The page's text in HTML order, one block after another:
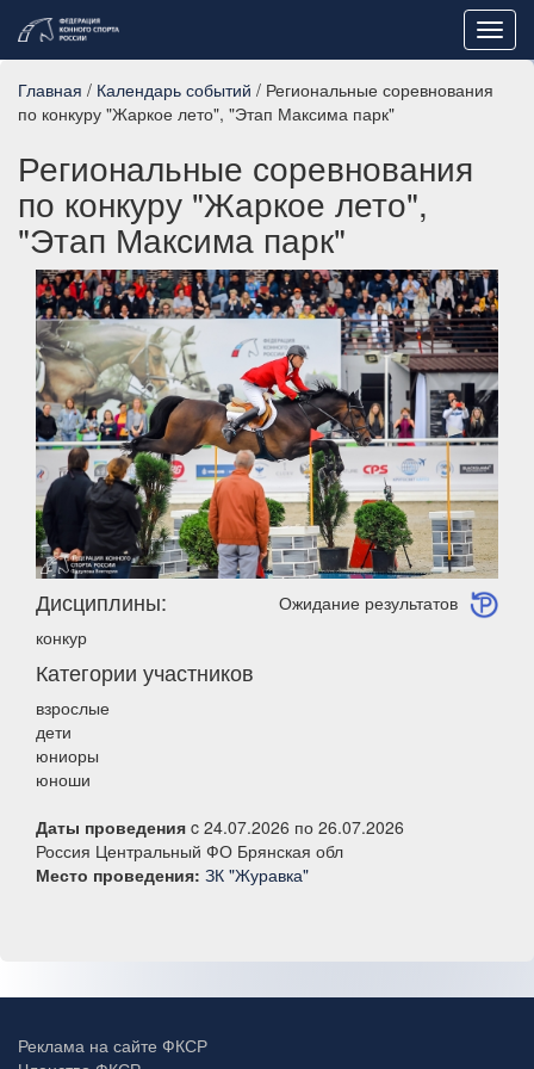
Главная / Календарь событий / Региональные соревнования
по конкуру "Жаркое лето", "Этап Максима парк"
Региональные соревнования
по конкуру "Жаркое лето",
"Этап Максима парк"
Ожидание результатов
Дисциплины:
конкур
Категории участников
взрослые
дети
юниоры
юноши
Даты проведения c 24.07.2026 по 26.07.2026
Россия Центральный ФО Брянская обл
Место проведения: ЗК "Журавка"
Реклама на сайте ФКСР